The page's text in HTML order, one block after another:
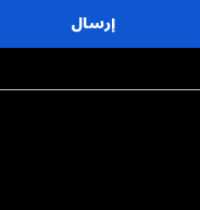
إرسال